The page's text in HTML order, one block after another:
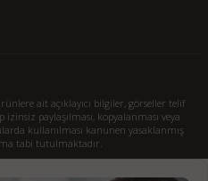
ait açıklayıcı bilgiler, görseller telif
paylaşılması, kopyalanması veya
kullanılması kanunen yasaklanmış
tabi tutulmaktadır.